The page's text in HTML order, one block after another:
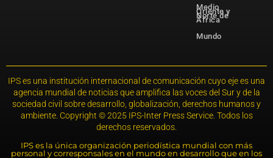
Medio
Oriente y
Norte de
África
Mundo
IPS es una institución internacional de comunicación cuyo eje es una
agencia mundial de noticias que amplifica las voces del Sur y de la
sociedad civil sobre desarrollo, globalización, derechos humanos y
ambiente. Copyright © 2025 IPS-Inter Press Service. Todos los
derechos reservados.
IPS es la única organización periodística mundial con más
personal y corresponsales en el mundo en desarrollo que en los